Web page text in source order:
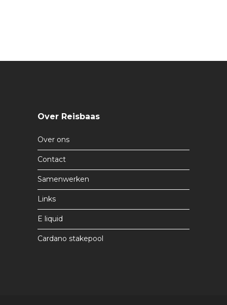
Over Reisbaas
Over ons
Contact
Samenwerken
Links
E liquid
Cardano stakepool